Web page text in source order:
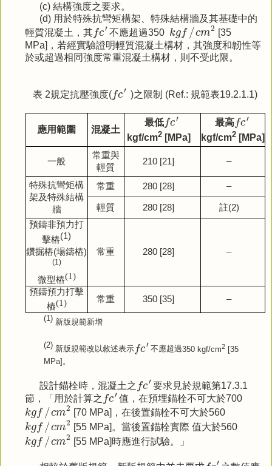
(c) 結構強度之要求。
(d) 用於特殊抗彎矩構架、特殊結構牆及其基礎中的
輕質混凝土，其fc′
fc 不應超過350 kgf /cm2
kgf/cm2
[35
MPa]，若經實驗證明輕質混凝土構材，其強度和韌性等
於或超過相同強度常重混凝土構材，則不受此限。
表 2規定抗壓強度(fc′
c )之限制 (Ref.: 規範表19.2.1.1)
應用範圍 混凝土
最低fc′
fc′
kgf/cm2[MPa]
最高fc′
fc′
kgf/cm2[MPa]
一般
常重與
輕質
210 [21] –
特殊抗彎矩構
架及特殊結構
牆
常重 280 [28] –
輕質 280 [28] 註(2)
預鑄非預力打
擊樁(1)
鑽掘樁(場鑄樁)
(1)
微型樁(1)
常重 280 [28] –
預鑄預力打擊
樁(1) 常重 350 [35] –
(1) 新版規範新增
(2) 新版規範改以敘述表示fc′
c
不應超過350 kgf/cm2[35
MPa] 。
設計錨栓時，混凝土之 fc′
c
要求見於規範第17.3.1
節，「用於計算之 fc′
fc′ 值，在預埋錨栓不可大於700
kgf /cm2
kg f/ c m2
[70 MPa]，在後置錨栓不可大於560
kgf /cm2
kgf/cm2
[55 MPa]。當後置錨栓實際 值大於560
kgf /cm2
kgf/cm2
[55 MPa]時應進行試驗。」
′
c